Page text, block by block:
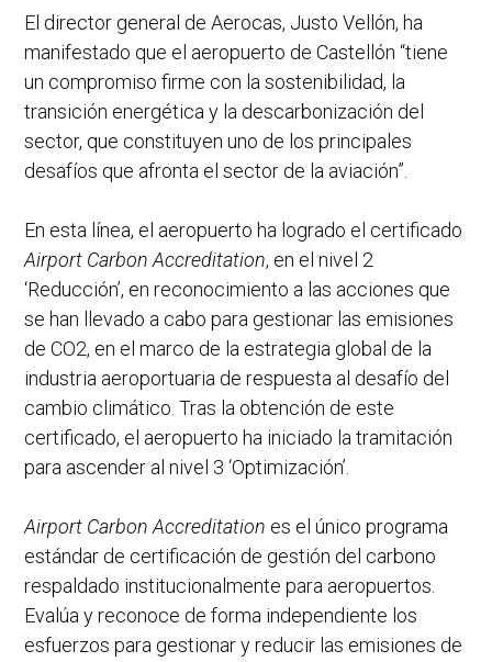
El director general de Aerocas, Justo Vellón, ha
manifestado que el aeropuerto de Castellón “tiene
un compromiso firme con la sostenibilidad, la
transición energética y la descarbonización del
sector, que constituyen uno de los principales
desafíos que afronta el sector de la aviación”.
En esta línea, el aeropuerto ha logrado el certificado
Airport Carbon Accreditation, en el nivel 2
‘Reducción’, en reconocimiento a las acciones que
se han llevado a cabo para gestionar las emisiones
de CO2, en el marco de la estrategia global de la
industria aeroportuaria de respuesta al desafío del
cambio climático. Tras la obtención de este
certificado, el aeropuerto ha iniciado la tramitación
para ascender al nivel 3 ‘Optimización’.
Airport Carbon Accreditation es el único programa
estándar de certificación de gestión del carbono
respaldado institucionalmente para aeropuertos.
Evalúa y reconoce de forma independiente los
esfuerzos para gestionar y reducir las emisiones de